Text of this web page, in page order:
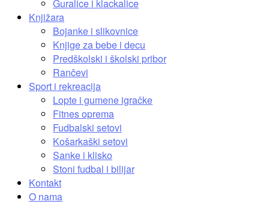
Guralice i klackalice
Knjižara
Bojanke i slikovnice
Knjige za bebe i decu
Predškolski i školski pribor
Rančevi
Sport i rekreacija
Lopte i gumene igračke
Fitnes oprema
Fudbalski setovi
Košarkaški setovi
Sanke i klisko
Stoni fudbal i bilijar
Kontakt
O nama